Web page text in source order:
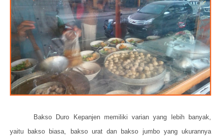
Bakso Duro Kepanjen memiliki varian yang lebih banyak,
yaitu bakso biasa, bakso urat dan bakso jumbo yang ukurannya